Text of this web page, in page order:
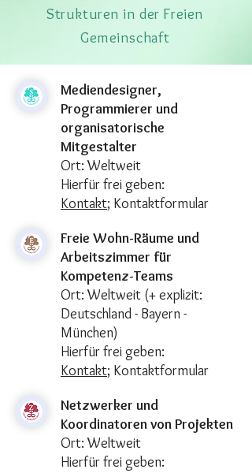
Strukturen in der Freien
Gemeinschaft
Mediendesigner,
Programmierer und
organisatorische
Mitgestalter
Ort: Weltweit
Hierfür frei geben:
Kontakt; Kontaktformular
Freie Wohn-Räume und
Arbeitszimmer für
Kompetenz-Teams
Ort: Weltweit (+ explizit:
Deutschland - Bayern -
München)
Hierfür frei geben:
Kontakt; Kontaktformular
Netzwerker und
Koordinatoren von Projekten
Ort: Weltweit
Hierfür frei geben: